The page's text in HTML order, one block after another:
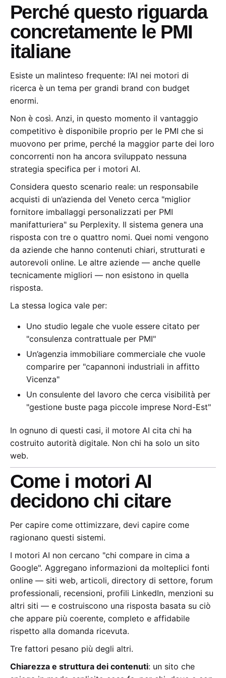
Perché questo riguarda
concretamente le PMI
italiane
Esiste un malinteso frequente: l’AI nei motori di
ricerca è un tema per grandi brand con budget
enormi.
Non è così. Anzi, in questo momento il vantaggio
competitivo è disponibile proprio per le PMI che si
muovono per prime, perché la maggior parte dei loro
concorrenti non ha ancora sviluppato nessuna
strategia specifica per i motori AI.
Considera questo scenario reale: un responsabile
acquisti di un’azienda del Veneto cerca "miglior
fornitore imballaggi personalizzati per PMI
manifatturiera" su Perplexity. Il sistema genera una
risposta con tre o quattro nomi. Quei nomi vengono
da aziende che hanno contenuti chiari, strutturati e
autorevoli online. Le altre aziende — anche quelle
tecnicamente migliori — non esistono in quella
risposta.
La stessa logica vale per:
Uno studio legale che vuole essere citato per
"consulenza contrattuale per PMI"
Un’agenzia immobiliare commerciale che vuole
comparire per "capannoni industriali in affitto
Vicenza"
Un consulente del lavoro che cerca visibilità per
"gestione buste paga piccole imprese Nord-Est"
In ognuno di questi casi, il motore AI cita chi ha
costruito autorità digitale. Non chi ha solo un sito
web.
Come i motori AI
decidono chi citare
Per capire come ottimizzare, devi capire come
ragionano questi sistemi.
I motori AI non cercano "chi compare in cima a
Google". Aggregano informazioni da molteplici fonti
online — siti web, articoli, directory di settore, forum
professionali, recensioni, profili LinkedIn, menzioni su
altri siti — e costruiscono una risposta basata su ciò
che appare più coerente, completo e affidabile
rispetto alla domanda ricevuta.
Tre fattori pesano più degli altri.
Chiarezza e struttura dei contenuti: un sito che